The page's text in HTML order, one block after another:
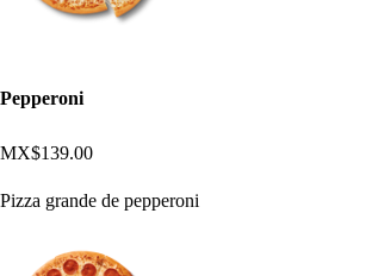
Pepperoni
MX$139.00
Pizza grande de pepperoni